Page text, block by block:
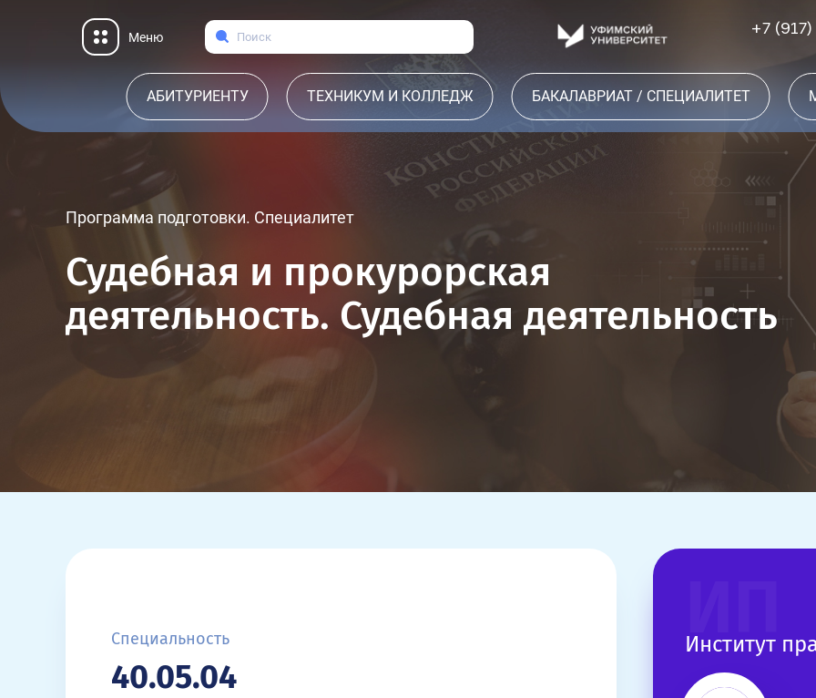
Меню +7
АБИТУРИЕНТУ ТЕХНИКУМ И КОЛЛЕДЖ БАКАЛАВРИАТ / СПЕЦИАЛИТЕТ
Программа подготовки. Специалитет
Судебная и прокурорская
деятельность. Судебная деятельность
Специальность
40.05.04
Институт